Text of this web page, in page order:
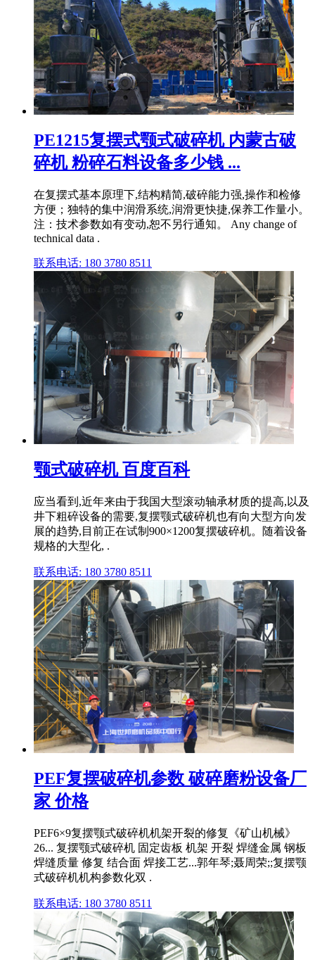
PE1215复摆式颚式破碎机 内蒙古破
碎机 粉碎石料设备多少钱 ...
在复摆式基本原理下,结构精简,破碎能力强,操作和检修
方便；独特的集中润滑系统,润滑更快捷,保养工作量小。
注：技术参数如有变动,恕不另行通知。 Any change of
technical data .
联系电话: 180 3780 8511
颚式破碎机 百度百科
应当看到,近年来由于我国大型滚动轴承材质的提高,以及
井下粗碎设备的需要,复摆颚式破碎机也有向大型方向发
展的趋势,目前正在试制900×1200复摆破碎机。随着设备
规格的大型化, .
联系电话: 180 3780 8511
PEF复摆破碎机参数 破碎磨粉设备厂
家 价格
PEF6×9复摆颚式破碎机机架开裂的修复《矿山机械》
26... 复摆颚式破碎机 固定齿板 机架 开裂 焊缝金属 钢板
焊缝质量 修复 结合面 焊接工艺...郭年琴;聂周荣;;复摆颚
式破碎机机构参数化双 .
联系电话: 180 3780 8511